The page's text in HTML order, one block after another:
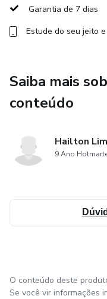
Garantia de 7 dias
Estude do seu jeito
Saiba mais
conteúdo
Hailton
9 Ano
O conteúdo deste
Se você vir informações